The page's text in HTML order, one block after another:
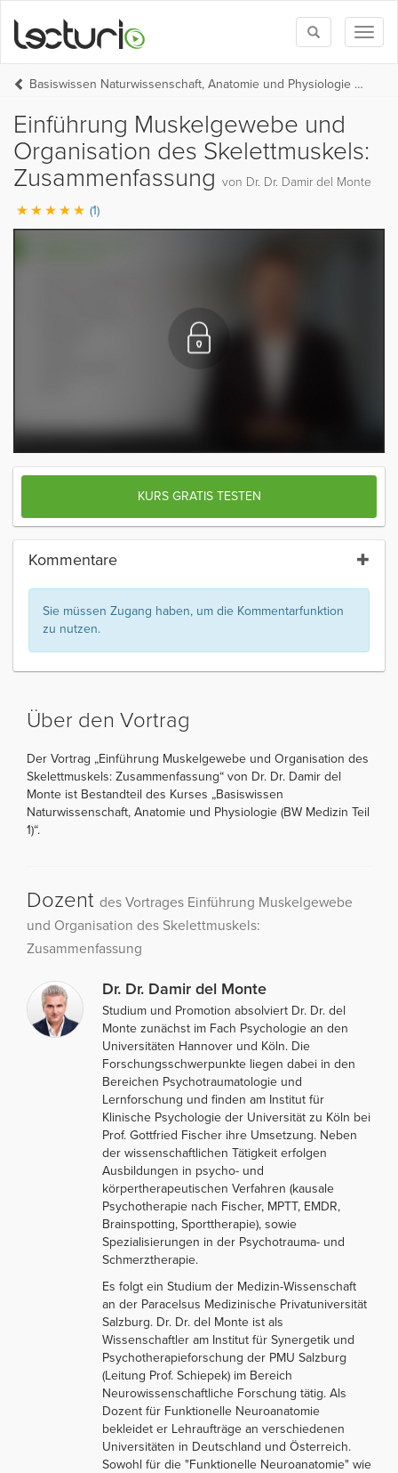
Toggle
search
Basiswissen Naturwissenschaft, Anatomie und Physiologie (BW Medizin Teil 1)
Einführung Muskelgewebe und
Organisation des Skelettmuskels:
Zusammenfassung von Dr. Dr. Damir del Monte
(1)
KURS GRATIS TESTEN
Kommentare
Sie müssen Zugang haben, um die Kommentarfunktion
zu nutzen.
Über den Vortrag
Der Vortrag „Einführung Muskelgewebe und Organisation des
Skelettmuskels: Zusammenfassung“ von Dr. Dr. Damir del
Monte ist Bestandteil des Kurses „Basiswissen
Naturwissenschaft, Anatomie und Physiologie (BW Medizin Teil
1)“.
Dozent des Vortrages Einführung Muskelgewebe
und Organisation des Skelettmuskels:
Zusammenfassung
Dr. Dr. Damir del Monte
Studium und Promotion absolviert Dr. Dr. del
Monte zunächst im Fach Psychologie an den
Universitäten Hannover und Köln. Die
Forschungsschwerpunkte liegen dabei in den
Bereichen Psychotraumatologie und
Lernforschung und finden am Institut für
Klinische Psychologie der Universität zu Köln bei
Prof. Gottfried Fischer ihre Umsetzung. Neben
der wissenschaftlichen Tätigkeit erfolgen
Ausbildungen in psycho- und
körpertherapeutischen Verfahren (kausale
Psychotherapie nach Fischer, MPTT, EMDR,
Brainspotting, Sporttherapie), sowie
Spezialisierungen in der Psychotrauma- und
Schmerztherapie.
Es folgt ein Studium der Medizin-Wissenschaft
an der Paracelsus Medizinische Privatuniversität
Salzburg. Dr. Dr. del Monte ist als
Wissenschaftler am Institut für Synergetik und
Psychotherapieforschung der PMU Salzburg
(Leitung Prof. Schiepek) im Bereich
Neurowissenschaftliche Forschung tätig. Als
Dozent für Funktionelle Neuroanatomie
bekleidet er Lehraufträge an verschiedenen
Universitäten in Deutschland und Österreich.
Sowohl für die "Funktionelle Neuroanatomie" wie